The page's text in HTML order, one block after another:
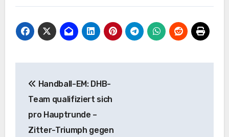
navigation
Handball-EM: DHB-
Team qualifiziert sich
pro Hauptrunde –
Zitter-Triumph gegen